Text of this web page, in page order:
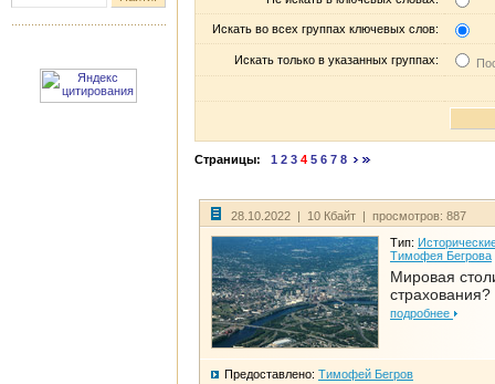
Искать во всех группах ключевых слов:
Искать только в указанных группах:
Страницы: 1 2 3 4 5 6 7 8
28.10.2022 | 10 Кбайт | просмотров: 887
Тип:
Тимофея Бегрова
Мировая
страхования?
подробнее
Предоставлено: Тимофей Бегров